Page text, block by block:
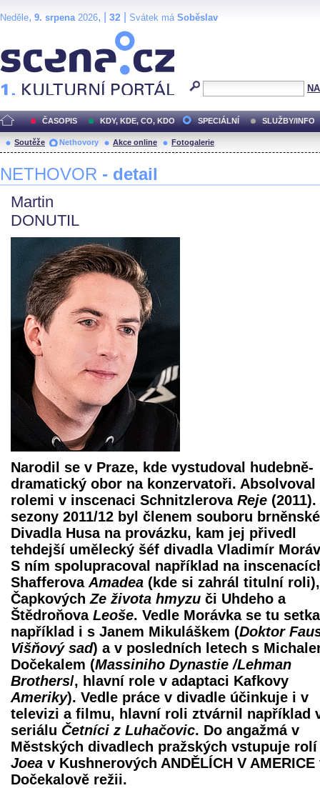
Neděle, 9. srpena2026, | 32 Svátek má Soběslav
ČASOPIS KDY, KDE, CO, KDO SPECIÁLNÍ SLUŽBY/INFO
Soutěže Nethovory Akce online Fotogalerie
NETHOVOR - detail
Martin
DONUTIL
Narodil se v Praze, kde vystudoval hudebně-
dramatický obor na konzervatoři. Absolvoval
rolemi v inscenaci Schnitzlerova Reje
sezony 2011/12 byl členem souboru
Divadla Husa na provázku, kam jej přivedl
tehdejší umělecký šéf divadla Vladimír
S ním spolupracoval například na
Shafferova Amadea (kde si zahrál titulní roli),
ČapkovýchZe života hmyzu či Uhdeho a
Štědroňova Leoše. Vedle Morávka se tu
například i s Janem Mikuláškem (Doktor
Višňový sad) a v posledních letech s
Dočekalem (Massiniho Dynastie /Lehman
Brothers/, hlavní role v adaptaci Kafkovy
Ameriky). Vedle práce v divadle účinkuje i v
televizi a filmu, hlavní roli ztvárnil například
seriálu Četníci z Luhačovic. Do angažmá v
Městských divadlech pražských vstupuje rolí
Joea v Kushnerových ANDĚLÍCH V AMERICE
Dočekalově režii.